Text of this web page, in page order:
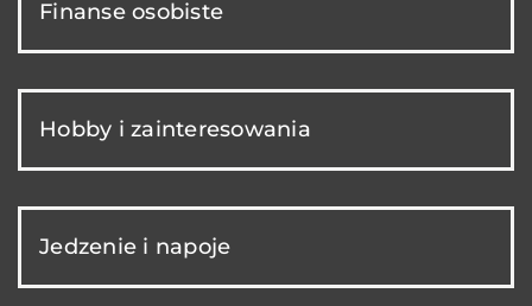
Finanse osobiste
Hobby i zainteresowania
Jedzenie i napoje